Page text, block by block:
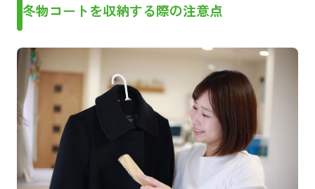
冬物コートを収納する際の注意点